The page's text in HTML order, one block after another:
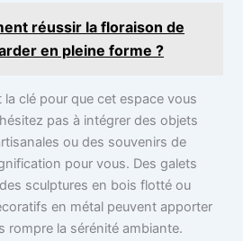
réussir la floraison de
en pleine forme ?
clé pour que cet espace vous
pas à intégrer des objets
ou des souvenirs de
pour vous. Des galets
sculptures en bois flotté ou
en métal peuvent apporter
rompre la sérénité ambiante.